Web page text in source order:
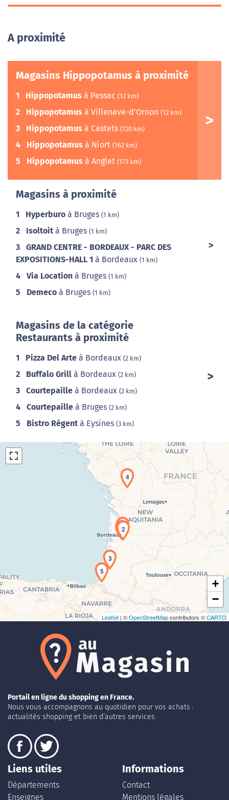
A proximité
Magasins Hippopotamus à proximité
1 Hippopotamus à Pessac (12 km)
2 Hippopotamus à Villenave-d'Ornon (12 km)
3 Hippopotamus à Castets (120 km)
4 Hippopotamus à Niort (162 km)
5 Hippopotamus à Anglet (173 km)
Magasins à proximité
1 Hyperburo à Bruges (1 km)
2 Isoltoit à Bruges (1 km)
3
GRAND CENTRE - BORDEAUX - PARC DES
EXPOSITIONS-HALL 1 à Bordeaux (1 km)
4 Via Location à Bruges (1 km)
5 Demeco à Bruges (1 km)
Magasins de la catégorie
Restaurants à proximité
1 Pizza Del Arte à Bordeaux (2 km)
2 Buffalo Grill à Bordeaux (2 km)
3 Courtepaille à Bordeaux (2 km)
4 Courtepaille à Bruges (2 km)
5 Bistro Régent à Eysines (3 km)
Chargement de la carte en cours...
12
3
4
5
+
−
Leaflet | ©OpenStreetMapcontributors ©CARTO
Portail en ligne du shopping en France.
Nous vous accompagnons au quotidien pour vos achats :
actualités shopping et bien d’autres services.
Liens utiles
Départements
Enseignes
Informations
Contact
Mentions légales